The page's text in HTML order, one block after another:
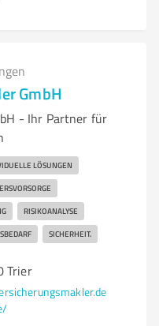
GmbH
- Ihr Partner für
LÖSUNGEN
RISIKOANALYSE
SICHERHEIT.
Trier